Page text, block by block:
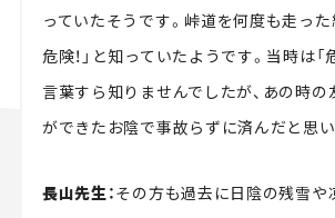
っていたそうです。峠道を何度も走った
危険！」と知っていたようです。当時は「
言葉すら知りませんでしたが、あの時の
ができたお陰で事故らずに済んだと思い
長山先生：その方も過去に日陰の残雪や